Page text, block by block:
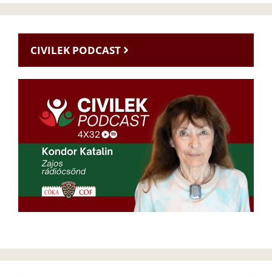
CIVILEK PODCAST